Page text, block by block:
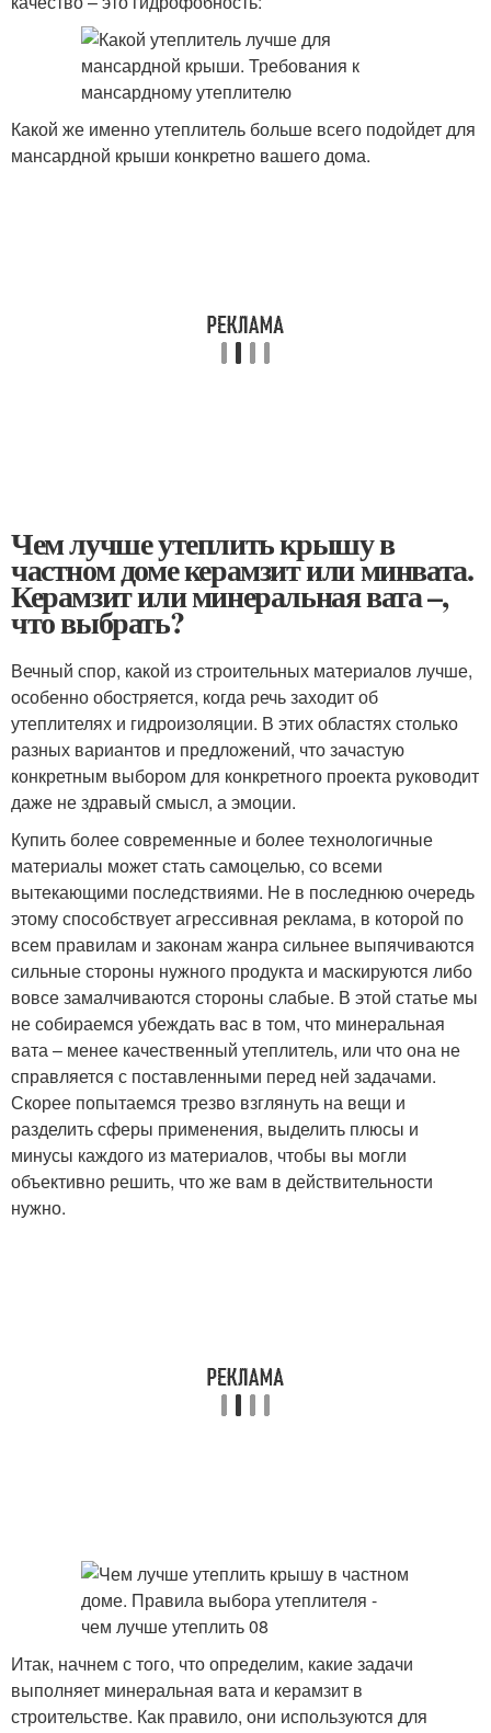
Какой же именно утеплитель больше всего подойдет для
мансардной крыши конкретно вашего дома.
Чем лучше утеплить крышу в
частном доме керамзит или минвата.
Керамзит или минеральная вата –,
что выбрать?
Вечный спор, какой из строительных материалов лучше,
особенно обостряется, когда речь заходит об
утеплителях и гидроизоляции. В этих областях столько
разных вариантов и предложений, что зачастую
конкретным выбором для конкретного проекта руководит
даже не здравый смысл, а эмоции.
Купить более современные и более технологичные
материалы может стать самоцелью, со всеми
вытекающими последствиями. Не в последнюю очередь
этому способствует агрессивная реклама, в которой по
всем правилам и законам жанра сильнее выпячиваются
сильные стороны нужного продукта и маскируются либо
вовсе замалчиваются стороны слабые. В этой статье мы
не собираемся убеждать вас в том, что минеральная
вата – менее качественный утеплитель, или что она не
справляется с поставленными перед ней задачами.
Скорее попытаемся трезво взглянуть на вещи и
разделить сферы применения, выделить плюсы и
минусы каждого из материалов, чтобы вы могли
объективно решить, что же вам в действительности
нужно.
Итак, начнем с того, что определим, какие задачи
выполняет минеральная вата и керамзит в
строительстве. Как правило, они используются для